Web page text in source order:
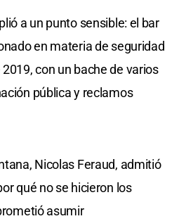
a un punto sensible: el bar
en materia de seguridad
con un bache de varios
pública y reclamos
Nicolas Feraud, admitió
qué no se hicieron los
asumir